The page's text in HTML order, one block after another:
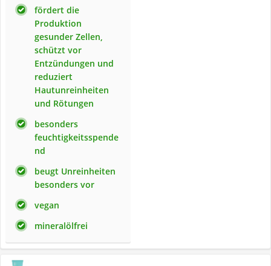
fördert die
Produktion
gesunder Zellen,
schützt vor
Entzündungen und
reduziert
Hautunreinheiten
und Rötungen
besonders
feuchtigkeitsspende
nd
beugt Unreinheiten
besonders vor
vegan
mineralölfrei